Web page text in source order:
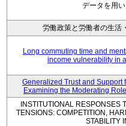
データを用
労働政策と労働者の生活
Long commuting time and
income vulnerability in
Generalized Trust and Support
Examining the Moderating
INSTITUTIONAL RESPONSES
TENSIONS: COMPETITION,
STABILITY